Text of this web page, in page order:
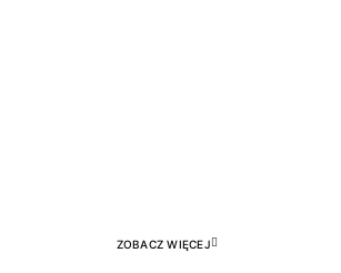
ZOBACZ WIĘCEJ